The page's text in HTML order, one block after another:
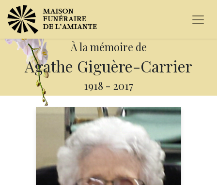
À la mémoire de
Agathe Giguère-Carrier
1918 - 2017